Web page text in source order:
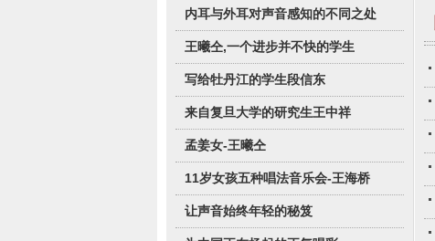
内耳与外耳对声音感知的不同之处
王曦仝,一个进步并不快的学生
写给牡丹江的学生段信东
来自复旦大学的研究生王中祥
孟姜女-王曦仝
11岁女孩五种唱法音乐会-王海桥
让声音始终年轻的秘笈